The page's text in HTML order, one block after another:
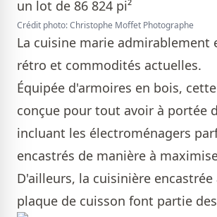
Crédit photo: Christophe Moffet Photographe
La cuisine marie admirablement
rétro et commodités actuelles.
Équipée d'armoires en bois,
conçue pour tout avoir à portée
incluant les électroménagers
encastrés de manière à
D'ailleurs, la cuisinière
plaque de cuisson font partie